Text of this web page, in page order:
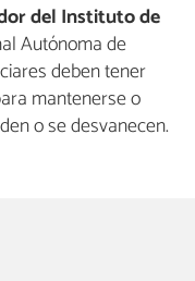
del Instituto de
Autónoma de
deben tener
mantenerse o
o se desvanecen.